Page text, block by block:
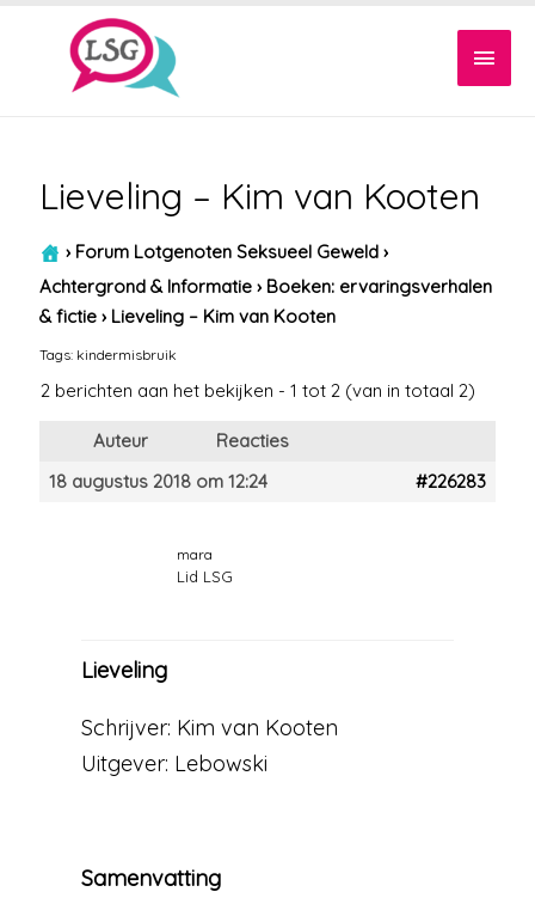
Lieveling – Kim van Kooten
› Forum Lotgenoten Seksueel Geweld ›
Achtergrond & Informatie › Boeken: ervaringsverhalen
& fictie › Lieveling – Kim van Kooten
Tags: kindermisbruik
2 berichten aan het bekijken - 1 tot 2 (van in totaal 2)
Auteur
Reacties
18 augustus 2018 om 12:24
#226283
mara
Lid LSG
Lieveling
Schrijver: Kim van Kooten
Uitgever: Lebowski
Samenvatting